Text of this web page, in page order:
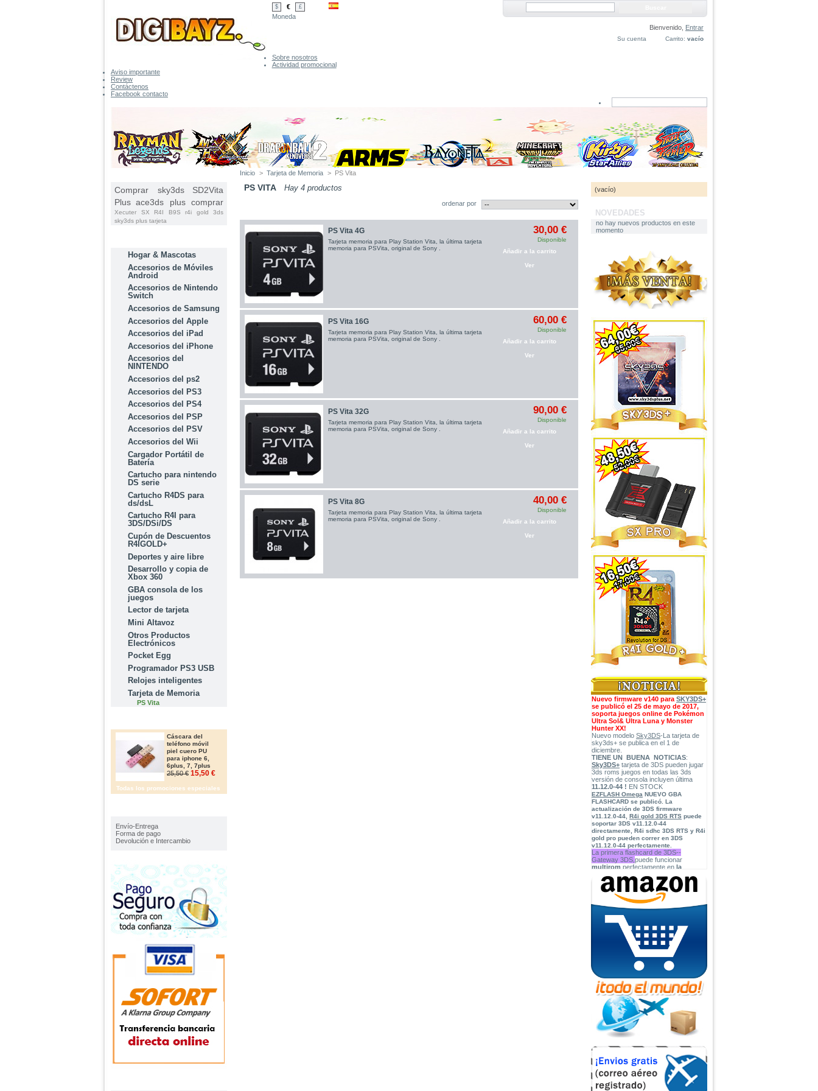
$ € £
Moneda
Bienvenido, Entrar
Carrito: vacío
Su cuenta
Sobre nosotros
Actividad promocional
Aviso importante
Review
Contáctenos
Facebook contacto
Comprar sky3ds
SD2Vita
Plus ace3ds plus comprar
Xecuter SX R4I B9S
r4i gold 3ds
sky3ds plus tarjeta
Hogar & Mascotas
Accesorios de Móviles
Android
Accesorios de Nintendo
Switch
Accesorios de Samsung
Accesorios del Apple
Accesorios del iPad
Accesorios del iPhone
Accesorios del
NINTENDO
Accesorios del ps2
Accesorios del PS3
Accesorios del PS4
Accesorios del PSP
Accesorios del PSV
Accesorios del Wii
Cargador Portátil de
Batería
Cartucho para nintendo
DS serie
Cartucho R4DS para
ds/dsL
Cartucho R4I para
3DS/DSi/DS
Cupón de Descuentos
R4IGOLD+
Deportes y aire libre
Desarrollo y copia de
Xbox 360
GBA consola de los
juegos
Lector de tarjeta
Mini Altavoz
Otros Productos
Electrónicos
Pocket Egg
Programador PS3 USB
Relojes inteligentes
Tarjeta de Memoria
PS Vita
Cáscara del
teléfono móvil
piel cuero PU
para iphone 6,
6plus, 7, 7plus
25,50 € 15,50 €
Todas los promociones especiales
Envío-Entrega
Forma de pago
Devolución e Intercambio
Inicio > Tarjeta de Memoria > PS Vita
PS VITA Hay 4 productos
ordenar por
PS Vita 4G
Tarjeta memoria para Play Station Vita, la última tarjeta
memoria para PSVita, original de Sony .
30,00 €
Disponible
Añadir a la carrito
Ver
PS Vita 16G
Tarjeta memoria para Play Station Vita, la última tarjeta
memoria para PSVita, original de Sony .
60,00 €
Disponible
Añadir a la carrito
Ver
PS Vita 32G
Tarjeta memoria para Play Station Vita, la última tarjeta
memoria para PSVita, original de Sony .
90,00 €
Disponible
Añadir a la carrito
Ver
PS Vita 8G
Tarjeta memoria para Play Station Vita, la última tarjeta
memoria para PSVita, original de Sony .
40,00 €
Disponible
Añadir a la carrito
Ver
(vacío)
NOVEDADES
no hay nuevos productos en este
momento
Nuevo firmware v140 para SKY3DS+
se publicó el 25 de mayo de 2017,
soporta juegos online de Pokémon
Ultra Sol& Ultra Luna y Monster
Hunter XX!
Nuevo modelo Sky3DS-La tarjeta de
sky3ds+ se publica en el 1 de
diciembre.
TIENE UN BUENA NOTICIAS:
Sky3DS+ tarjeta de 3DS pueden jugar
3ds roms juegos en todas las 3ds
versión de consola incluyen última
11.12.0-44 ! EN STOCK
EZFLASH Omega NUEVO GBA
FLASHCARD se publicó. La
actualización de 3DS firmware
v11.12.0-44, R4i gold 3DS RTS puede
soportar 3DS v11.12.0-44
directamente, R4i sdhc 3DS RTS y R4i
gold pro pueden correr en 3DS
v11.12.0-44 perfectamente.
La primera flashcard de 3DS--
Gateway 3DS, puede funcionar
multirom perfectamente en la
disponible en nuestra tienda, puede
descargar
FirmwareGW 3.7
“Ultra” Public BETA
15/01/2016
Cobra Ode DMC. el accesario de
PS3,y somos el distribuidor oficial de
Cobra Ode
Somos distribuidor oficial de Ace3DS
, tenemos 20 pcs de muestras,
¿si lo quiere? contacto con nosotros.
Recién llegadas:las carcasas para
iphone 8, iphoneX, iphons 8
iphone 7/7plus
, iPhone 6/6s/6
plus/6s plus y Samsung!
E3 Flasher,el mejor accesorio de PS3!